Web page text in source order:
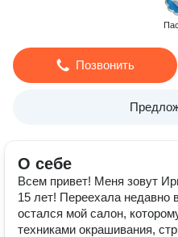
Позвонить
О себе
Всем привет! Меня зовут
15 лет! Переехала недавно
остался мой салон,
техниками окрашивания,